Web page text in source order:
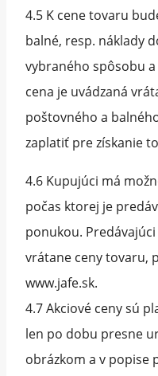
4.5 K cene tovaru
balné, resp. náklady
vybraného spôsobu
cena je uvádzaná
poštovného a
zaplatiť pre získanie
4.6 Kupujúci má
počas ktorej je
ponukou.
vrátane ceny tovaru,
www.jafe.sk.
4.7 Akciové ceny sú
len po dobu presne
obrázkom a v popise